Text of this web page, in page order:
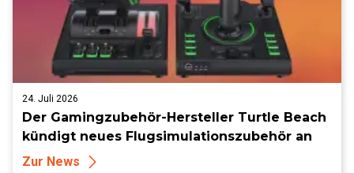
24. Juli 2026
Der Gamingzubehör-Hersteller Turtle Beach
kündigt neues Flugsimulationszubehör an
Zur News